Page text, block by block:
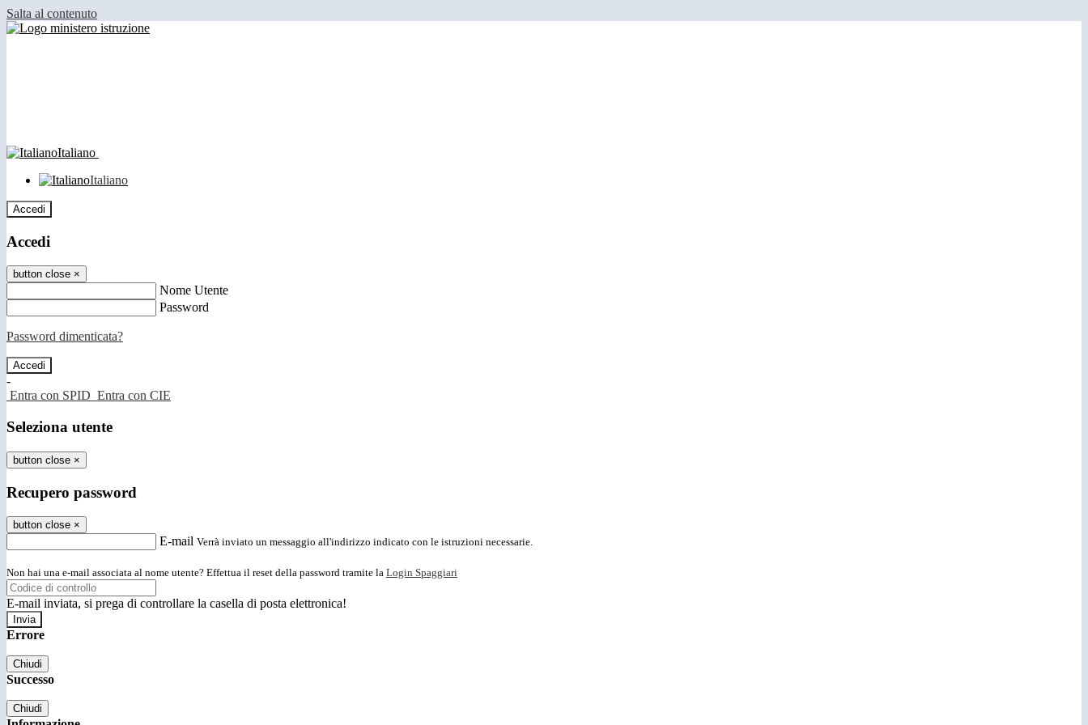
Salta al contenuto
Italiano
Italiano
Accedi
Accedi
button close ×
Nome Utente
Password
Password dimenticata?
-
Entra con SPID Entra con CIE
Seleziona utente
button close ×
Recupero password
button close ×
E-mail Verrà inviato un messaggio all'indirizzo indicato con le istruzioni necessarie.
Non hai una e-mail associata al nome utente? Effettua il reset della password tramite la Login Spaggiari
E-mail inviata, si prega di controllare la casella di posta elettronica!
Errore
Chiudi
Successo
Chiudi